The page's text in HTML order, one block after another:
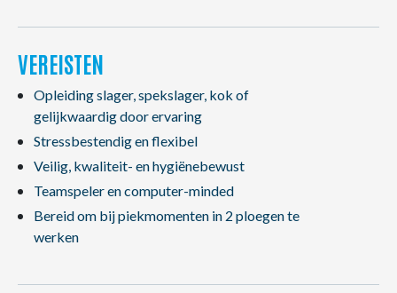
VEREISTEN
Opleiding slager, spekslager, kok of
gelijkwaardig door ervaring
Stressbestendig en flexibel
Veilig, kwaliteit- en hygiënebewust
Teamspeler en computer-minded
Bereid om bij piekmomenten in 2 ploegen te
werken